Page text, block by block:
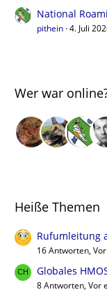
National
pithein 4. Juli
Wer war
Heiße Themen
Rufumleitung
16 Antworten,
Globales
8 Antworten, Vor